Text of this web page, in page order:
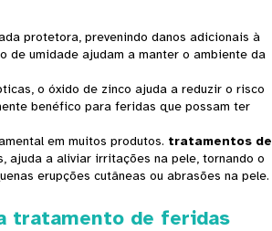
protetora, prevenindo danos adicionais à
de umidade ajudam a manter o ambiente da
o óxido de zinco ajuda a reduzir o risco
benéfico para feridas que possam ter
em muitos produtos. tratamentos de
a aliviar irritações na pele, tornando o
erupções cutâneas ou abrasões na pele.
tratamento de feridas